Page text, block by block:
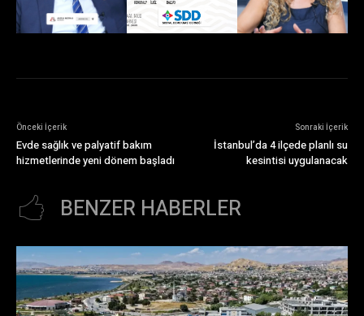
Önceki İçerik
Evde sağlık ve palyatif bakım
hizmetlerinde yeni dönem başladı
Sonraki İçerik
İstanbul’da 4 ilçede planlı su
kesintisi uygulanacak
BENZER HABERLER